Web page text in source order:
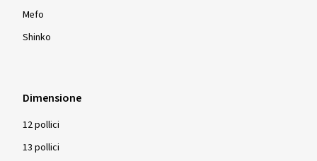
Mefo
Shinko
Dimensione
12 pollici
13 pollici